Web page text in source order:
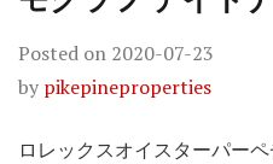
Posted on 2020-07-23
by pikepineproperties
ロレックスオイスターパー